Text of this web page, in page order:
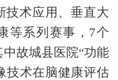
技术应用、垂直大
等系列赛事，7个
故城县医院“功能
技术在脑健康评估